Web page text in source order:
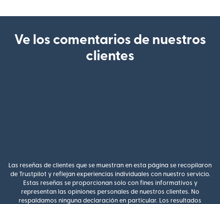
Ve los comentarios de nuestros
clientes
Las reseñas de clientes que se muestran en esta página se recopilaron
de Trustpilot y reflejan experiencias individuales con nuestro servicio.
Estas reseñas se proporcionan solo con fines informativos y
representan las opiniones personales de nuestros clientes. No
respaldamos ninguna declaración en particular. Los resultados